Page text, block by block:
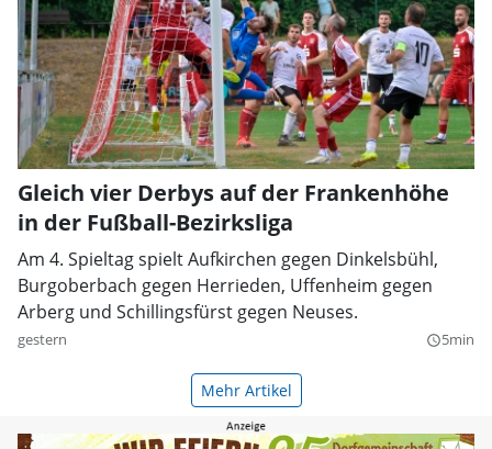
Gleich vier Derbys auf der Frankenhöhe
in der Fußball-Bezirksliga
Am 4. Spieltag spielt Aufkirchen gegen Dinkelsbühl,
Burgoberbach gegen Herrieden, Uffenheim gegen
Arberg und Schillingsfürst gegen Neuses.
gestern query_builder5min
Mehr Artikel